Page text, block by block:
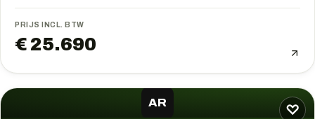
PRIJS INCL. BTW
€ 25.690
♡
AR